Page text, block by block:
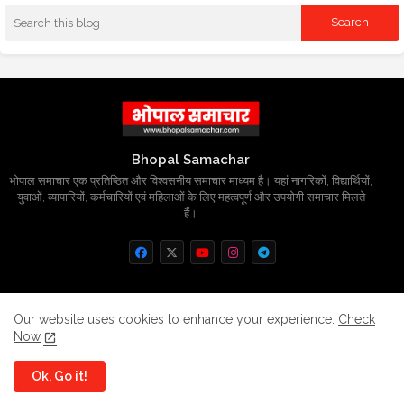
Bhopal Samachar
भोपाल समाचार एक प्रतिष्ठित और विश्वसनीय समाचार माध्यम है। यहां नागरिकों, विद्यार्थियों,
युवाओं, व्यापारियों, कर्मचारियों एवं महिलाओं के लिए महत्वपूर्ण और उपयोगी समाचार मिलते
हैं।
All Right Reserved Copyright
Home About Contact us
Privacy Policy
Our website uses cookies to enhance your experience. Check
Now
Ok, Go it!